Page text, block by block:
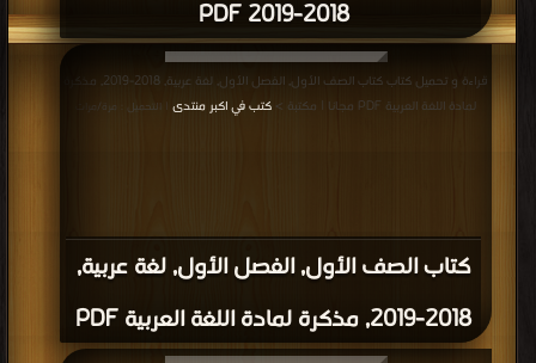
2018-2019 PDF
كتاب الصف الأول, الفصل الأول, لغة عربية,
2018-2019, مذكرة لمادة اللغة العربية PDF
قراءة و تحميل كتاب كتاب الصف الأول, الفصل الأول, لغة عربية, 2018-2019, مذكرة
لمادة اللغة العربية PDF مجانا | مكتبة >
كتب في اكبر منتدى | التحميل : مرة/مرات